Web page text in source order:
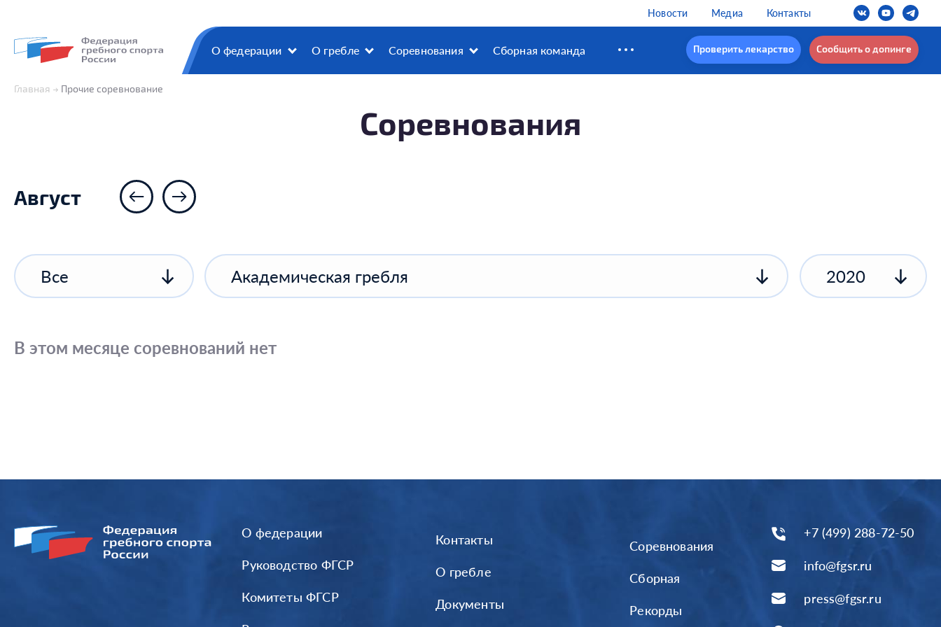
Новости Медиа Контакты
О федерации О гребле Соревнования Сборная команда Проверить лекарство Сообщить о допинге
Главная Прочие соревнование
Соревнования
Август
Все Академическая гребля 2020
В этом месяце соревнований нет
О федерации
Руководство ФГСР
Комитеты ФГСР
Контакты
О гребле
Документы
Соревнования
Сборная
Рекорды
+7 (499) 288-72-50
info@fgsr.ru
press@fgsr.ru